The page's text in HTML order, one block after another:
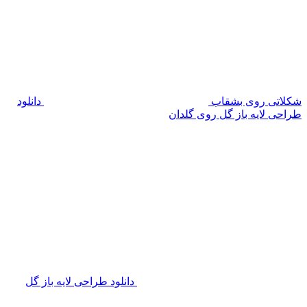
شکلاتی روی بشقاب
دانلود
طراحی لایه باز گل روی گلدان
دانلود طراحی لایه باز گل